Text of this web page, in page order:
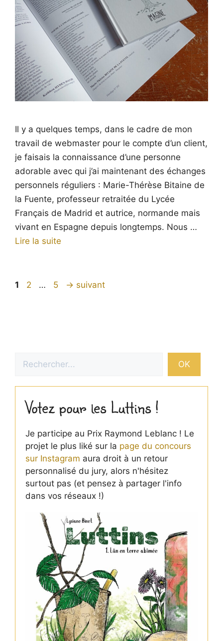
Il y a quelques temps, dans le cadre de mon
travail de webmaster pour le compte d’un client,
je faisais la connaissance d’une personne
adorable avec qui j’ai maintenant des échanges
personnels réguliers : Marie-Thérèse Bitaine de
la Fuente, professeur retraitée du Lycée
Français de Madrid et autrice, normande mais
vivant en Espagne depuis longtemps. Nous …
Lire la suite
Page
1 Page
2 … Page
5 → suivant
OK
Votez pour les Luttins !
Je participe au Prix Raymond Leblanc ! Le
projet le plus liké sur la page du concours
sur Instagram aura droit à un retour
personnalisé du jury, alors n'hésitez
surtout pas (et pensez à partager l'info
dans vos réseaux !)